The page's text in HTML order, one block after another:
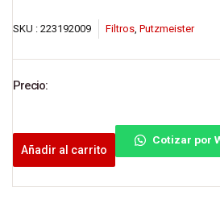
SKU : 223192009 Filtros Putzmeister
Precio:
Añadir al carrito
Cotizar por